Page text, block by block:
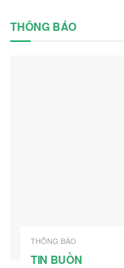
THÔNG BÁO
THÔNG BÁO
TIN BUỒN